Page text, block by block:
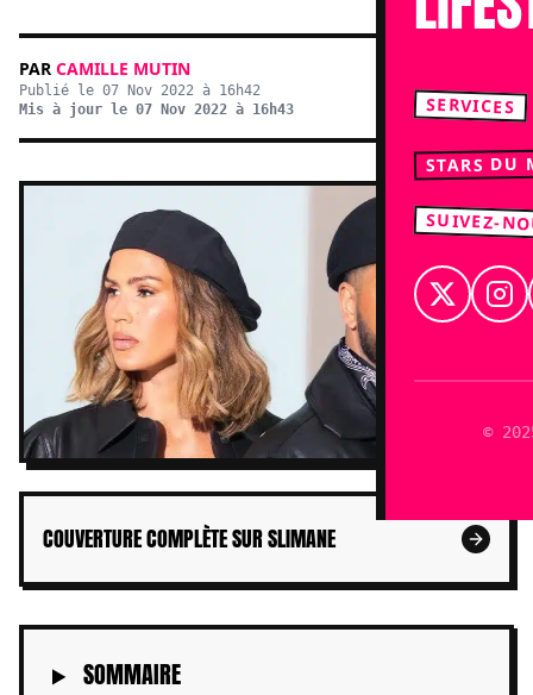
SERVICES
STARS DU
SUIVEZ-
©
PAR CAMILLE MUTIN
Publié le 07 Nov 2022 à 16h42
Mis à jour le 07 Nov 2022 à 16h43
COUVERTURE COMPLÈTE SUR SLIMANE
SOMMAIRE